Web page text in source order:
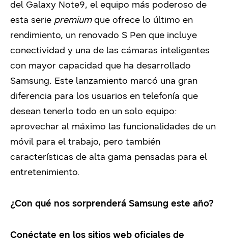
del Galaxy Note9, el equipo más poderoso de
esta serie premiumque ofrece lo último en
rendimiento, un renovado S Pen que incluye
conectividad y una de las cámaras inteligentes
con mayor capacidad que ha desarrollado
Samsung. Este lanzamiento marcó una gran
diferencia para los usuarios en telefonía que
desean tenerlo todo en un solo equipo:
aprovechar al máximo las funcionalidades de un
móvil para el trabajo, pero también
características de alta gama pensadas para el
entretenimiento.
¿Con qué nos sorprenderá Samsung este año?
Conéctate en los sitios web oficiales de